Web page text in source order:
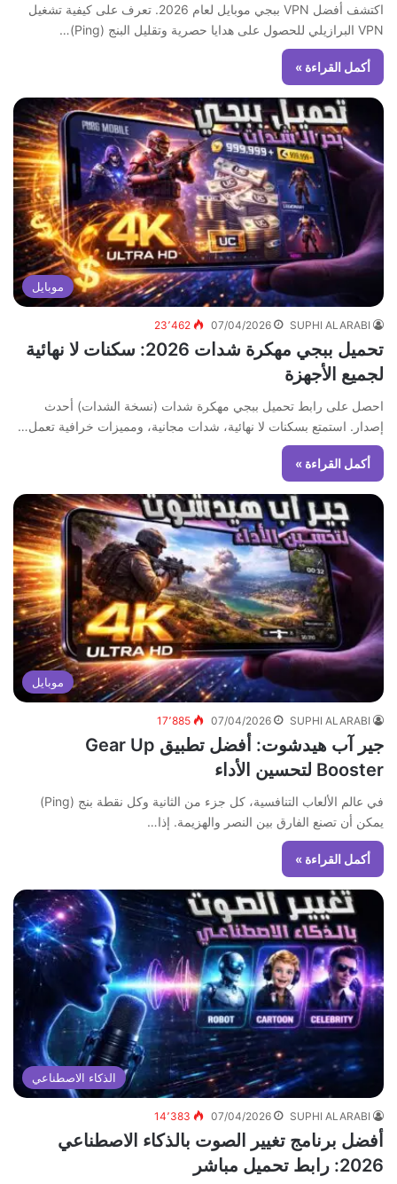
اكتشف أفضل VPN ببجي موبايل لعام 2026. تعرف على كيفية تشغيل
VPN البرازيلي للحصول على هدايا حصرية وتقليل البنج (Ping)…
أكمل القراءة »
موبايل
SUPHI ALARABI
07/04/2026 23٬462
تحميل ببجي مهكرة شدات 2026: سكنات لا نهائية
لجميع الأجهزة
احصل على رابط تحميل ببجي مهكرة شدات (نسخة الشدات) أحدث
إصدار. استمتع بسكنات لا نهائية، شدات مجانية، ومميزات خرافية تعمل…
أكمل القراءة »
موبايل
SUPHI ALARABI
07/04/2026 17٬885
جير آب هيدشوت: أفضل تطبيق Gear Up
Booster لتحسين الأداء
في عالم الألعاب التنافسية، كل جزء من الثانية وكل نقطة بنج (Ping)
يمكن أن تصنع الفارق بين النصر والهزيمة. إذا…
أكمل القراءة »
الذكاء الاصطناعي
SUPHI ALARABI
07/04/2026 14٬383
أفضل برنامج تغيير الصوت بالذكاء الاصطناعي
2026: رابط تحميل مباشر